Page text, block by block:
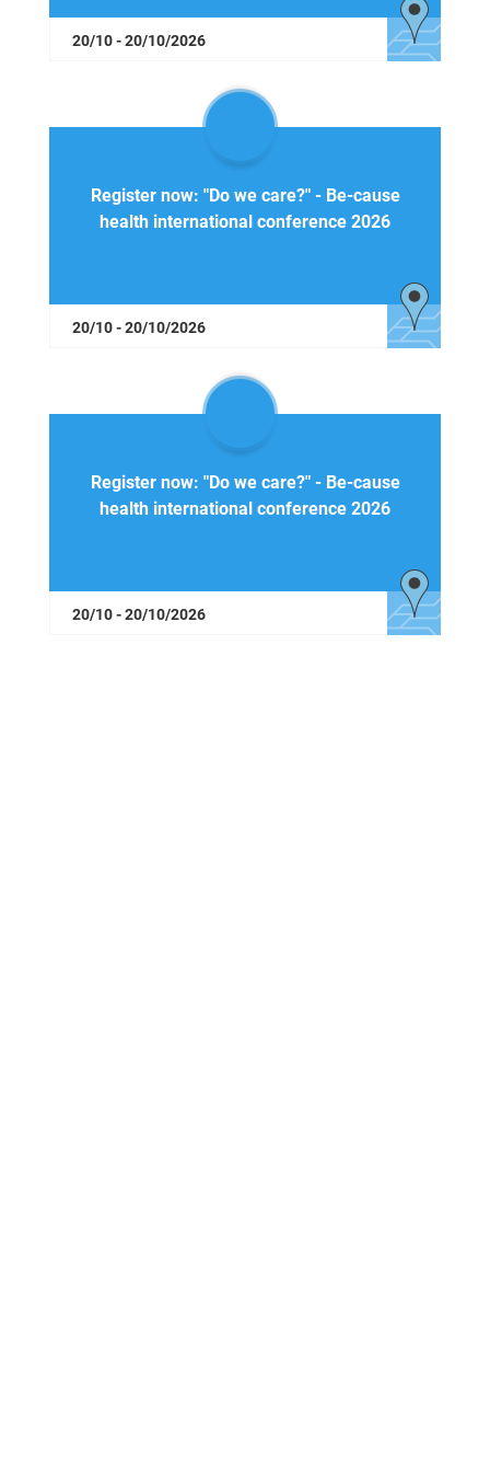
20/10 - 20/10/2026
Register now: "Do we care?" - Be-cause
health international conference 2026
20/10 - 20/10/2026
Register now: "Do we care?" - Be-cause
health international conference 2026
20/10 - 20/10/2026